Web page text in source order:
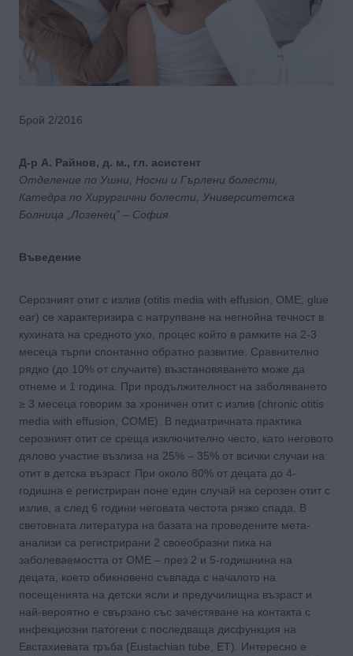
Брой 2/2016
Д-р А. Райнов, д. м., гл. асистент
Отделениe по Ушни, Носни и Гърлени болести,
Катедра по Хирургични болести, Университетска
Болница „Лозенец” – София
Въведение
Серозният отит с излив (otitis media with effusion, OME; glue
ear) се характеризира с натрупване на негнойна течност в
кухината на средното ухо, процес който в рамките на 2-3
месеца търпи спонтанно обратно развитие. Сравнително
рядко (до 10% от случаите) възстановяването може да
отнеме и 1 година. При продължителност на заболяването
≥ 3 месеца говорим за хроничен отит с излив (chronic otitis
media with effusion, COME). В педиатричната практика
серозният отит се среща изключително често, като неговото
дялово участие възлиза на 25% – 35% от всички случаи на
отит в детска възраст. При около 80% от децата до 4-
годишна е регистриран поне един случай на серозен отит с
излив, а след 6 години неговата честота рязко спада. В
световната литература на базата на проведените мета-
анализи са регистрирани 2 своеобразни пика на
заболеваемостта от OME – през 2 и 5-годишнина на
децата, което обикновено съвпада с началото на
посещенията на детски ясли и предучилищна възраст и
най-вероятно е свързано със зачестяване на контакта с
инфекциозни патогени с последваща дисфункция на
Евстахиевата тръба (Eustachian tube, ET). Интересно е